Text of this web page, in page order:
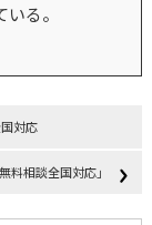
る。
対応
料相談全国対応」